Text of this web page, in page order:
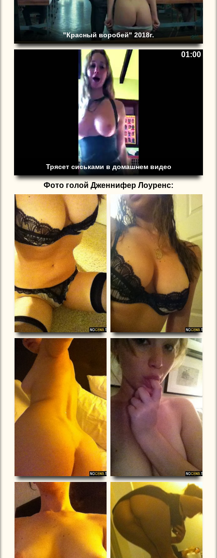
"Красный воробей" 2018г.
01:00
Трясет сиськами в домашнем видео
Фото голой Дженнифер Лоуренс: